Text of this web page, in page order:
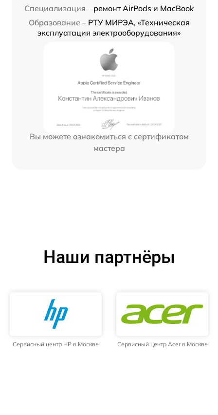
Специализация – ремонт AirPods и MacBook
Образование – РТУ МИРЭА, «Техническая
эксплуатация электрооборудования»
Вы можете ознакомиться с сертификатом
мастера
Наши партнёры
Сервисный центр HP в Москве Сервисный центр Acer в Москве